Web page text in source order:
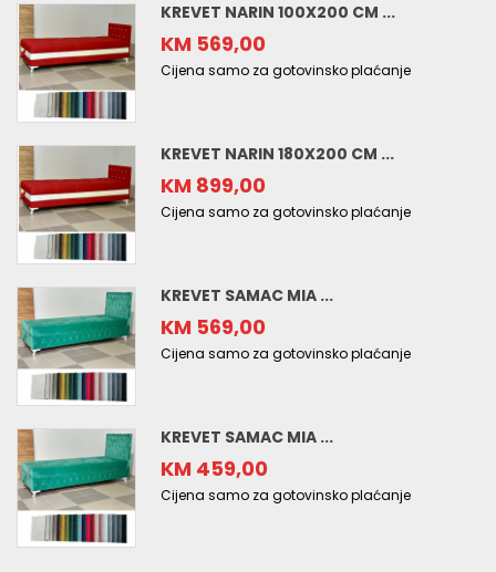
KREVET NARIN 100X200 CM ...
KM 569,00
Cijena samo za gotovinsko plaćanje
KREVET NARIN 180X200 CM ...
KM 899,00
Cijena samo za gotovinsko plaćanje
KREVET SAMAC MIA ...
KM 569,00
Cijena samo za gotovinsko plaćanje
KREVET SAMAC MIA ...
KM 459,00
Cijena samo za gotovinsko plaćanje